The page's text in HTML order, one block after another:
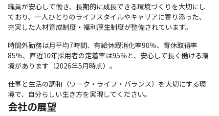
職員が安心して働き、長期的に成長できる環境づくりを大切にし
ており、一人ひとりのライフスタイルやキャリアに寄り添った、
充実した人材育成制度・福利厚生制度が整備されています。
時間外勤務は月平均7時間、有給休暇消化率90％、育休取得率
85％、直近10年採用者の定着率は95％と、安心して長く働ける環
境があります（2026年5月時点）。
仕事と生活の調和（ワーク・ライフ・バランス）を大切にする環
境で、自分らしい生き方を実現してください。
会社の展望